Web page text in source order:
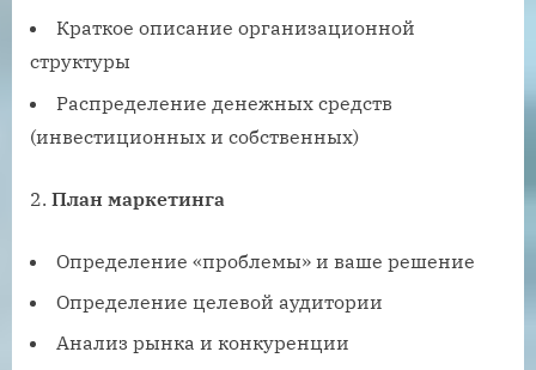
Краткое описание организационной
структуры
Распределение денежных средств
(инвестиционных и собственных)
2. План маркетинга
Определение «проблемы» и ваше решение
Определение целевой аудитории
Анализ рынка и конкуренции